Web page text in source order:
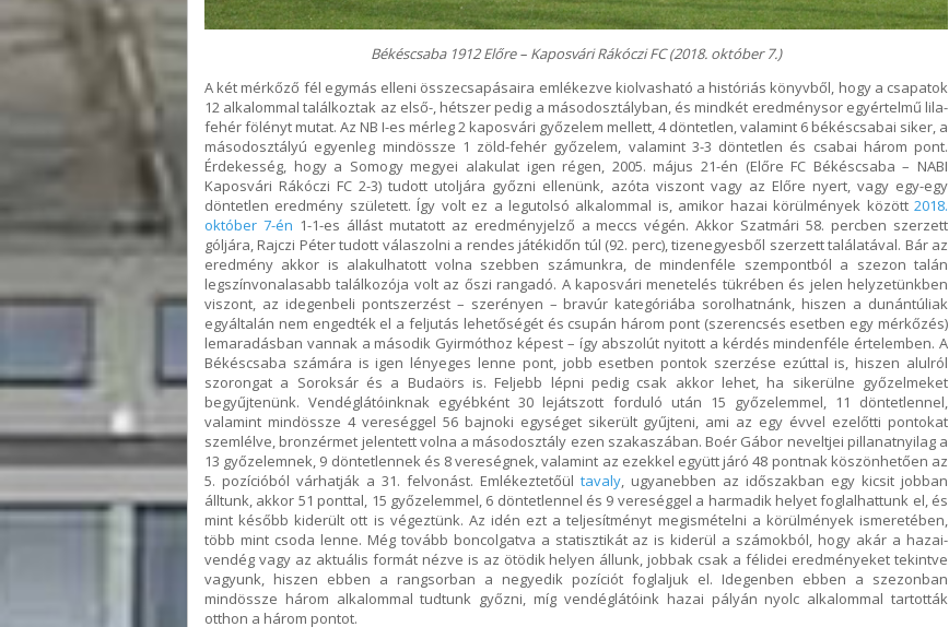
Békéscsaba 1912 Előre – Kaposvári Rákóczi FC (2018. október 7.)
A két mérkőző fél egymás elleni összecsapásaira emlékezve kiolvasható a históriás könyvből, hogy a csapatok
12 alkalommal találkoztak az első-, hétszer pedig a másodosztályban, és mindkét eredménysor egyértelmű lila-
fehér fölényt mutat. Az NB I-es mérleg 2 kaposvári győzelem mellett, 4 döntetlen, valamint 6 békéscsabai siker, a
másodosztályú egyenleg mindössze 1 zöld-fehér győzelem, valamint 3-3 döntetlen és csabai három pont.
Érdekesség, hogy a Somogy megyei alakulat igen régen, 2005. május 21-én (Előre FC Békéscsaba – NABI
Kaposvári Rákóczi FC 2-3) tudott utoljára győzni ellenünk, azóta viszont vagy az Előre nyert, vagy egy-egy
döntetlen eredmény született. Így volt ez a legutolsó alkalommal is, amikor hazai körülmények között 2018.
október 7-én 1-1-es állást mutatott az eredményjelző a meccs végén. Akkor Szatmári 58. percben szerzett
góljára, Rajczi Péter tudott válaszolni a rendes játékidőn túl (92. perc), tizenegyesből szerzett találatával. Bár az
eredmény akkor is alakulhatott volna szebben számunkra, de mindenféle szempontból a szezon talán
legszínvonalasabb találkozója volt az őszi rangadó. A kaposvári menetelés tükrében és jelen helyzetünkben
viszont, az idegenbeli pontszerzést – szerényen – bravúr kategóriába sorolhatnánk, hiszen a dunántúliak
egyáltalán nem engedték el a feljutás lehetőségét és csupán három pont (szerencsés esetben egy mérkőzés)
lemaradásban vannak a második Gyirmóthoz képest – így abszolút nyitott a kérdés mindenféle értelemben. A
Békéscsaba számára is igen lényeges lenne pont, jobb esetben pontok szerzése ezúttal is, hiszen alulról
szorongat a Soroksár és a Budaörs is. Feljebb lépni pedig csak akkor lehet, ha sikerülne győzelmeket
begyűjtenünk. Vendéglátóinknak egyébként 30 lejátszott forduló után 15 győzelemmel, 11 döntetlennel,
valamint mindössze 4 vereséggel 56 bajnoki egységet sikerült gyűjteni, ami az egy évvel ezelőtti pontokat
szemlélve, bronzérmet jelentett volna a másodosztály ezen szakaszában. Boér Gábor neveltjei pillanatnyilag a
13 győzelemnek, 9 döntetlennek és 8 vereségnek, valamint az ezekkel együtt járó 48 pontnak köszönhetően az
5. pozícióból várhatják a 31. felvonást. Emlékeztetőül tavaly, ugyanebben az időszakban egy kicsit jobban
álltunk, akkor 51 ponttal, 15 győzelemmel, 6 döntetlennel és 9 vereséggel a harmadik helyet foglalhattunk el, és
mint később kiderült ott is végeztünk. Az idén ezt a teljesítményt megismételni a körülmények ismeretében,
több mint csoda lenne. Még tovább boncolgatva a statisztikát az is kiderül a számokból, hogy akár a hazai-
vendég vagy az aktuális formát nézve is az ötödik helyen állunk, jobbak csak a félidei eredményeket tekintve
vagyunk, hiszen ebben a rangsorban a negyedik pozíciót foglaljuk el. Idegenben ebben a szezonban
mindössze három alkalommal tudtunk győzni, míg vendéglátóink hazai pályán nyolc alkalommal tartották
otthon a három pontot.